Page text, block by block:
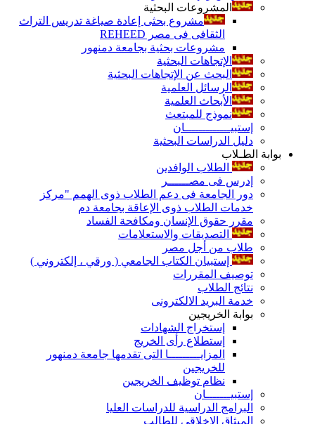
المشروعات البحثية
مشروع بحثى إعادة صياغة تدريس التراث
الثقافى فى مصر REHEED
مشروعات بحثية بجامعة دمنهور
الإتجاهات البحثية
البحث عن الإتجاهات البحثية
الرسائل العلمية
الأبحاث العلمية
نموذج للمبتعث
إستبيـــــــــــــان
دليل الدراسات البحثية
بوابة الطـلاب
الطلاب الوافدين
إدرس فى مصــــــر
دور الجامعة فى دعم الطلاب ذوى الهمم "مركز
خدمات الطلاب ذوى الإعاقة بجامعة دم
مقرر حقوق الإنسان ومكافحة الفساد
التصديقات والاستعلامات
طلاب من أجل مصر
إستبيان الكتاب الجامعي ( ورقي ، إلكتروني )
توصيف المقررات
نتائج الطلاب
خدمة البريد الالكترونى
بوابة الخريجين
إستخراج الشهادات
إستطلاع رأى الخريج
المزايـــــــــا التى تقدمها جامعة دمنهور
للخريجين
نظام توظيف الخريجين
إستبيـــــــان
البرامج الدراسية للدراسات العليا
الميثاق الاخلاقى للطالب